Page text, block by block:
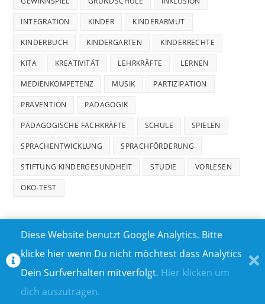
INTEGRATION KINDER KINDERARMUT
KINDERBUCH KINDERGARTEN KINDERRECHTE
KITA KREATIVITÄT LEHRKRÄFTE LERNEN
MEDIENKOMPETENZ MUSIK PARTIZIPATION
PRÄVENTION PÄDAGOGIK
PÄDAGOGISCHE FACHKRÄFTE SCHULE SPIELEN
SPRACHENTWICKLUNG SPRACHFÖRDERUNG
STIFTUNG KINDERGESUNDHEIT STUDIE VORLESEN
ÖKO-TEST
TEILNAHMEBEDINGUNGEN FÜR GEWINNSPIELE
IMPRESSUM
ÜBER UNS I
Diese Website benutzt Google Analytics. Bitte
klicke hier wenn Du nicht möchtest dass Analytics
Dein Surfverhalten mitverfolgt. Hier klicken um
dich auszutragen.